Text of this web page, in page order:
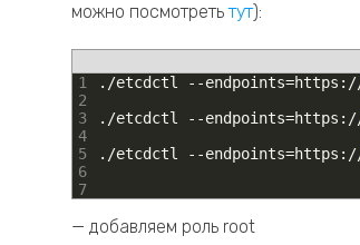
можно посмотретьтут):
1
2
3
4
5
6
7
. /etcdctl --endpoints=https : /
. /etcdctl --endpoints=https : /
. /etcdctl --endpoints=https : /
— добавляем роль root